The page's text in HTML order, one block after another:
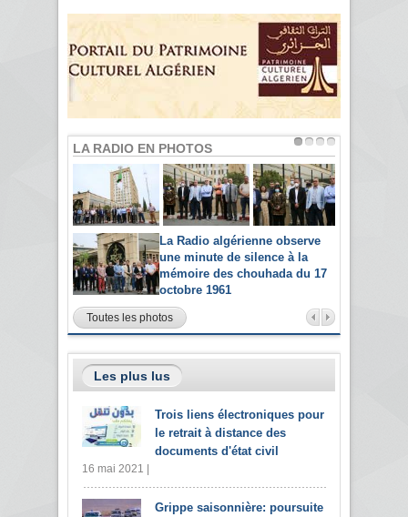
LA RADIO EN PHOTOS
La Radio algérienne observe
une minute de silence à la
mémoire des chouhada du 17
octobre 1961
Toutes les photos
Les plus lus
Trois liens électroniques pour
le retrait à distance des
documents d'état civil
16 mai 2021 |
Grippe saisonnière: poursuite